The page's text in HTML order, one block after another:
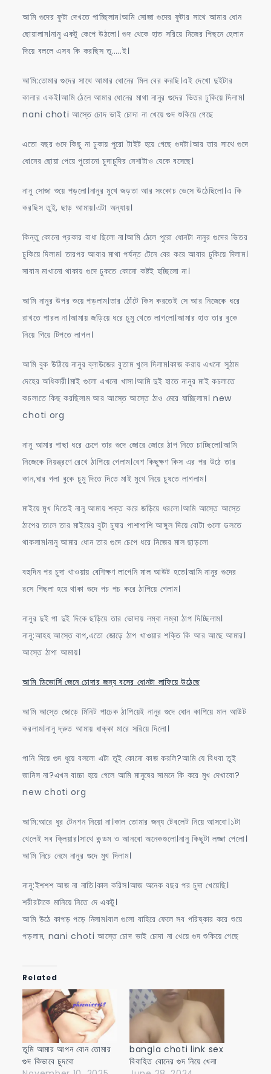
আমি গুদের ফুটা দেখতে পাচ্ছিলাম।আমি সোজা গুদের ফুটার সাথে আমার ধোন
ছোয়ালাম।নানু একটু কেপে উঠলো। গুদ থেকে হাত সরিয়ে নিজের পিছনে হেলাম
দিয়ে বললে এসব কি করছিস তু…..ই।
আমি:তোমার গুদের সাথে আমার ধোনের মিল বের করছি।এই দেখো দুইটার
কালার একই।আমি ঠেলে আমার ধোনের মাথা নানুর গুদের ভিতর ঢুকিয়ে দিলাম।
nani choti আস্তে চোদ ভাই চোদা না খেয়ে গুদ শুকিয়ে গেছে
এতো বছর গুদে কিছু না ঢুকায় পুরো টাইট হয়ে গেছে গুদটা।আর তার সাথে গুদে
ধোনের ছোয়া পেয়ে পুরোনো চুদাচুদির নেশাটাও যেকে বসেছে।
নানু সোজা শুয়ে পড়লো।নানুর মুখে জড়তা আর সংকোচ ভেসে উঠেছিলো।এ কি
করছিস তুই, ছাড় আমায়।এটা অন্যায়।
কিন্তু কোনো প্রকার বাধা ছিলো না।আমি ঠেলে পুরো ধোনটা নানুর গুদের ভিতর
ঢুকিয়ে দিলাম। তারপর আবার মাথা পর্যন্ত টেনে বের করে আবার ঢুকিয়ে দিলাম।
সাবান মাখানো থাকায় গুদে ঢুকতে কোনো কষ্টই হচ্ছিলো না।
আমি নানুর উপর শুয়ে পড়লাম।তার ঠোঁটে কিস করতেই সে আর নিজেকে ধরে
রাখতে পারল না।আমায় জড়িয়ে ধরে চুমু খেতে লাগলো।আমার হাত তার বুকে
নিয়ে গিয়ে টিপতে লাগল।
আমি বুক উঠিয়ে নানুর ব্লাউজের বুতাম খুলে দিলাম।কাজ করায় এখনো সুঠাম
দেহের অধিকারী।মাই গুলো এখনো খাসা।আমি দুই হাতে নানুর মাই কচলাতে
কচলাতে কিছ করছিলাম আর আস্তে আস্তে ঠাও মেরে যাচ্ছিলাম। new
choti org
নানু আমার পাছা ধরে চেপে তার গুদে জোরে জোরে ঠাপ নিতে চাচ্ছিলো।আমি
নিজেকে নিয়ন্ত্রণে রেখে ঠাপিয়ে গেলাম।বেশ কিছুক্ষণ কিস এর পর উঠে তার
কান,ঘার গলা বুকে চুমু দিতে দিতে মাই মুখে নিয়ে চুষতে লাগলাম।
মাইয়ে মুখ দিতেই নানু আমায় শক্ত করে জড়িয়ে ধরলো।আমি আস্তে আস্তে
ঠাপের তালে তার মাইয়ের বুটা চুষার পাশাপাশি আঙ্গুল দিয়ে বোটা গুলো ডলতে
থাকলাম।নানু আমার ধোন তার গুদে চেপে ধরে নিজের মাল ছাড়লো
বহুদিন পর চুদা খাওয়ায় বেশিক্ষণ লাগেনি মাল আউট হতে।আমি নানুর গুদের
রসে পিছলা হয়ে থাকা গুদে পচ পচ করে ঠাপিয়ে গেলাম।
নানুর দুই পা দুই দিকে ছড়িয়ে তার ভোদায় লম্বা লম্বা ঠাপ দিচ্ছিলাম।
নানু:আহহ আস্তে বাপ,এতো জোড়ে ঠাপ খাওয়ার শক্তি কি আর আছে আমার।
আস্তে ঠাপা আমায়।
আমি ডিভোর্সি জেনে চোদার জন্য বসের ধোনটা লাফিয়ে উঠেছে
আমি আস্তে জোড়ে মিনিট পাচেক ঠাপিয়েই নানুর গুদে ধোন কাপিয়ে মাল আউট
করলাম।নানু দ্রুত আমায় ধাক্কা মারে সরিয়ে দিলো।
পানি দিয়ে গুদ ধুয়ে বললো এটা তুই কোনো কাজ করলি?আমি যে বিধবা তুই
জানিস না?এখন বাচ্চা হয়ে গেলে আমি মানুষের সামনে কি করে মুখ দেখাবো?
new choti org
আমি:আরে ধুর টেনশন নিয়ো না।কাল তোমার জন্য টেবলেট নিয়ে আসবো।১টা
খেলেই সব ক্লিয়ার।সাথে কন্ডম ও আনবো অনেকগুলো।নানু কিছুটা লজ্জা পেলো।
আমি নিচে নেমে নানুর গুদে মুখ দিলাম।
নানু:ইশশশ আজ না নাতি।কাল করিস।আজ অনেক বছর পর চুদা খেয়েছি।
শরীরটাকে মানিয়ে নিতে দে একটু।
আমি উঠে কাপড় পড়ে নিলাম।বাল গুলো বাহিরে ফেলে সব পরিষ্কার করে শুয়ে
পড়লাম, nani choti আস্তে চোদ ভাই চোদা না খেয়ে গুদ শুকিয়ে গেছে
Related
তুমি আমার আপন বোন তোমার
গুদ কিভাবে চুদবো
bangla choti link sex
বিবাহিত বোনের গুদ নিয়ে খেলা